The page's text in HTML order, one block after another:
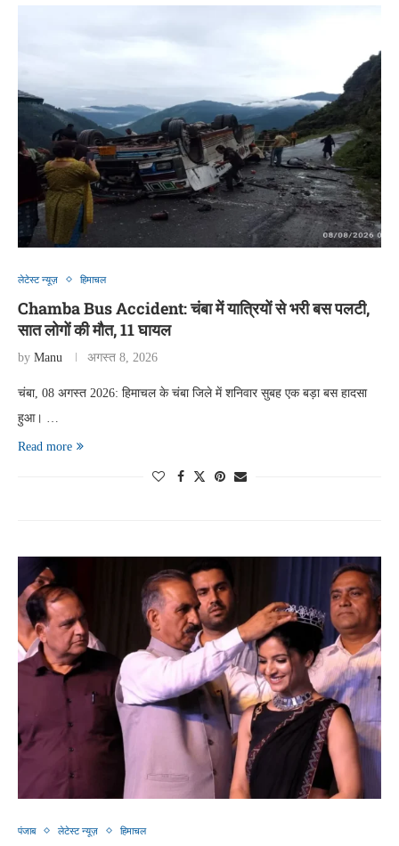
लेटेस्ट न्यूज़ हिमाचल
Chamba Bus Accident: चंबा में यात्रियों से भरी बस पलटी,
सात लोगों की मौत, 11 घायल
by Manu अगस्त 8, 2026
चंबा, 08 अगस्त 2026: हिमाचल के चंबा जिले में शनिवार सुबह एक बड़ा बस हादसा
हुआ। …
Read more
पंजाब लेटेस्ट न्यूज़ हिमाचल